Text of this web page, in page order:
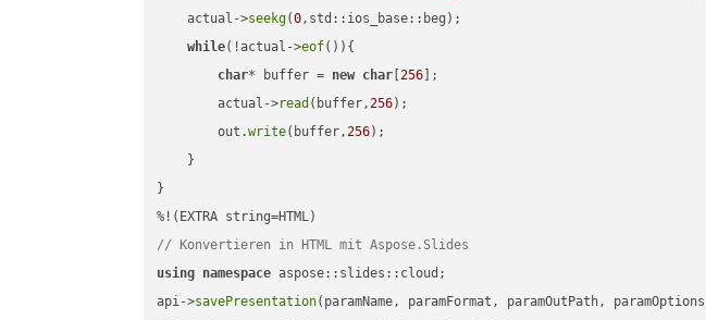
    actual->
seekg(0,std::ios_base::beg);
while(!actual->eof()){
char* buffer = new char [256 ];
        actual->
read (buffer,256);
        out.
write(buffer,256);
    }
}
// Konvertieren in HTML mit Aspose.Slides
using namespace aspose::slides::cloud;
api->savePresentation(paramName, paramFormat, paramOutPath,